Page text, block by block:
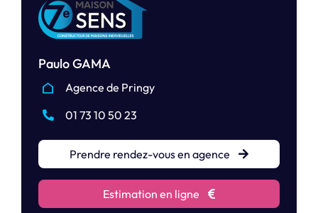
Paulo GAMA
Agence de Pringy
01 73 10 50 23
Prendre rendez-vous en agence
Estimation en ligne